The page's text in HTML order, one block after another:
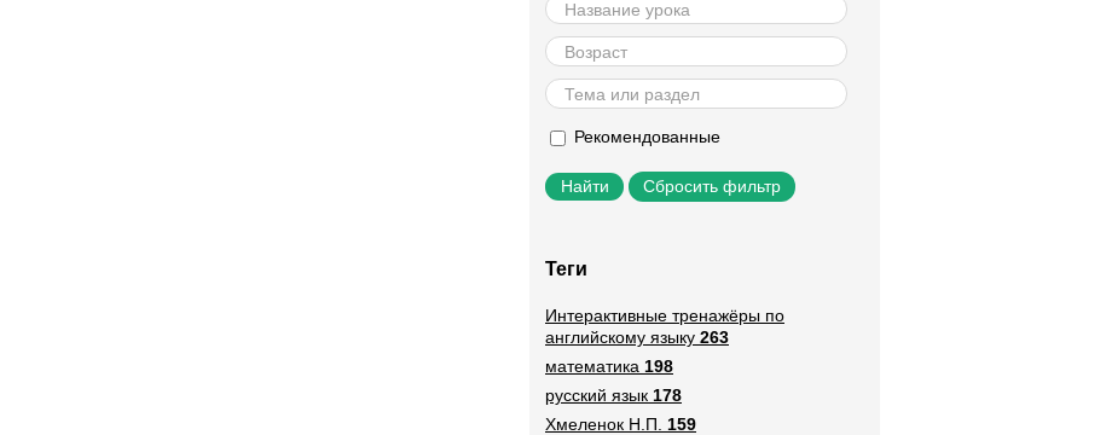
Рекомендованные
Сбросить фильтр
Теги
Интерактивные тренажёры по
английскому языку 263
математика 198
русский язык 178
Хмеленок Н.П.
159